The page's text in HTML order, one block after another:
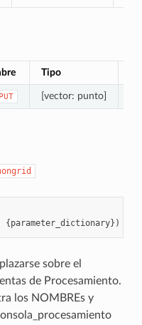
Tipo
[vector: punto]
{parameter_dictionary})
sobre el
de Procesamiento.
los NOMBREs y